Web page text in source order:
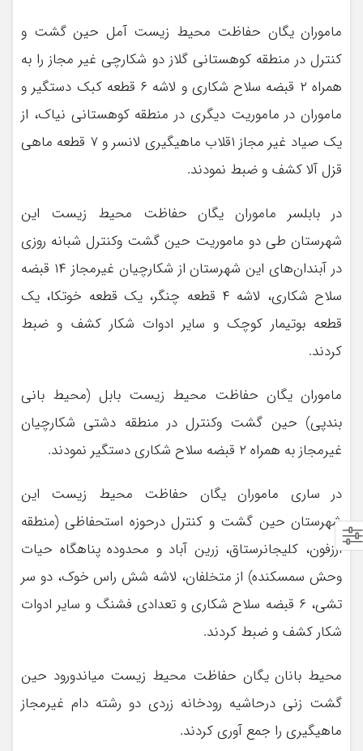
ماموران یگان حفاظت محیط زیست آمل حین گشت و
کنترل در منطقه کوهستانی گلاز دو شکارچی غیر مجاز را به
همراه ۲ قبضه سلاح شکاری و لاشه ۶ قطعه کبک دستگیر و
ماموران در ماموریت دیگری در منطقه کوهستانی نیاک، از
یک صیاد غیر مجاز ۱قلاب ماهیگیری لانسر و ۷ قطعه ماهی
قزل آلا کشف و ضبط نمودند.
در بابلسر ماموران یگان حفاظت محیط زیست این
شهرستان طی دو ماموریت حین گشت وکنترل شبانه روزی
در آبندان‌های این شهرستان از شکارچیان غیرمجاز ۱۴ قبضه
سلاح شکاری، لاشه ۴ قطعه چنگر، یک قطعه خوتکا، یک
قطعه بوتیمار کوچک و سایر ادوات شکار کشف و ضبط
کردند.
ماموران یگان حفاظت محیط زیست بابل (محیط بانی
بندپی) حین گشت وکنترل در منطقه دشتی شکارچیان
غیرمجاز به همراه ۲ قبضه سلاح شکاری دستگیر نمودند.
در ساری ماموران یگان حفاظت محیط زیست این
شهرستان حین گشت و کنترل درحوزه استحفاظی (منطقه
ارزفون، کلیجانرستاق، زرین آباد و محدوده پناهگاه حیات
وحش سمسکنده) از متخلفان، لاشه شش راس خوک، دو سر
تشی، ۶ قبضه سلاح شکاری و تعدادی فشنگ و سایر ادوات
شکار کشف و ضبط کردند.
محیط بانان یگان حفاظت محیط زیست میاندورود حین
گشت زنی درحاشیه رودخانه زردی دو رشته دام غیرمجاز
ماهیگیری را جمع آوری کردند.